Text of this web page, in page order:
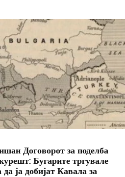
Договорот за поделба
Бугарите тргувале
ја добијат Кавала за